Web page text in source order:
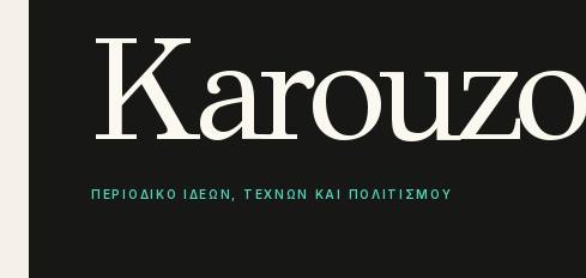
Karouzo
ΠΕΡΙΟΔΙΚΟ ΙΔΕΩΝ, ΤΕΧΝΩΝ ΚΑΙ ΠΟΛΙΤΙΣΜΟΥ